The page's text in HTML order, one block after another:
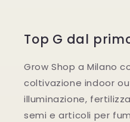
Top G dal
Grow Shop a Milano
coltivazione indoor
illuminazione,
semi e articoli per